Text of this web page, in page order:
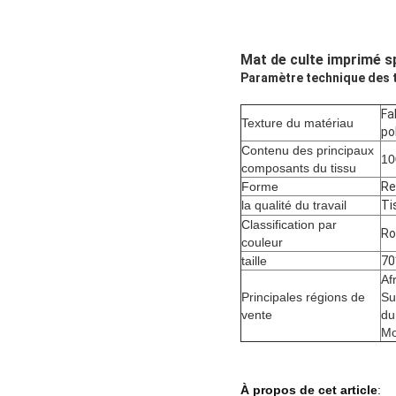
Mat de culte imprimé
Paramètre technique
Texture du matériau
Contenu des principaux
composants du tissu
Forme
la qualité du travail
Classification par
couleur
taille
Principales régions de
vente
À propos de cet article: